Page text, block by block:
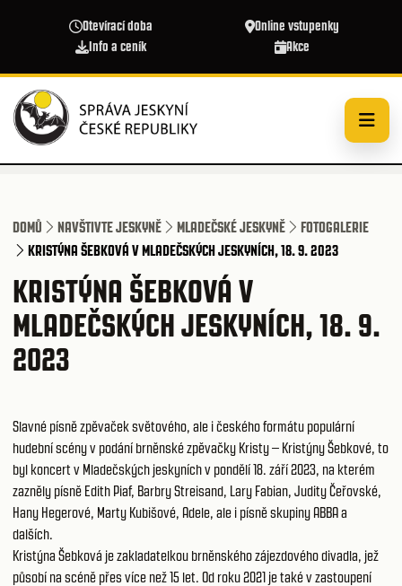
Otevírací doba
Online vstupenky
Info a ceník
Akce
DOMŮ NAVŠTIVTE JESKYNĚ MLADEČSKÉ JESKYNĚ
FOTOGALERIE
KRISTÝNA ŠEBKOVÁ V MLADEČSKÝCH JESKYNÍCH, 18. 9. 2023
KRISTÝNA ŠEBKOVÁ V
MLADEČSKÝCH JESKYNÍCH, 18. 9.
2023
Slavné písně zpěvaček světového, ale i českého formátu populární
hudební scény v podání brněnské zpěvačky Kristy – Kristýny Šebkové, to
byl koncert v Mladečských jeskyních v pondělí 18. září 2023, na kterém
zazněly písně Edith Piaf, Barbry Streisand, Lary Fabian, Judity Čeřovské,
Hany Hegerové, Marty Kubišové, Adele, ale i písně skupiny ABBA a
dalších.
Kristýna Šebková je zakladatelkou brněnského zájezdového divadla, jež
působí na scéně přes více než 15 let. Od roku 2021 je také v zastoupení